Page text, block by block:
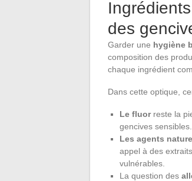
des
Garder une hygiène
composition des
chaque ingrédient
Dans cette optique,
Le fluorreste la
gencives
Les agents
appel à des
vulnérables.
La question des